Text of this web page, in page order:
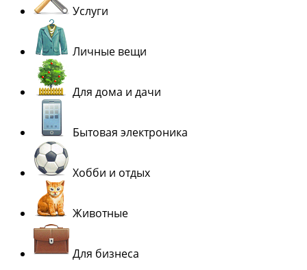
Услуги
Личные вещи
Для дома и дачи
Бытовая электроника
Хобби и отдых
Животные
Для бизнеса